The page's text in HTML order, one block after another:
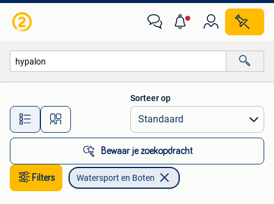
Alle afstanden…
Sorteer op
Bewaar je zoekopdracht
Filters Watersport en Boten